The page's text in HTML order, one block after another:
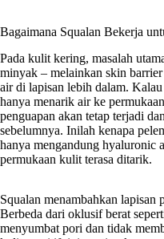
Bagaimana Squalan Bekerja
Pada kulit kering, masalah
minyak – melainkan skin
air di lapisan lebih dalam.
hanya menarik air ke
penguapan akan tetap terjadi
sebelumnya. Inilah kenapa
hanya mengandung hyaluronic
permukaan kulit terasa ditarik.
Squalan menambahkan
Berbeda dari oklusif berat
menyumbat pori dan tidak